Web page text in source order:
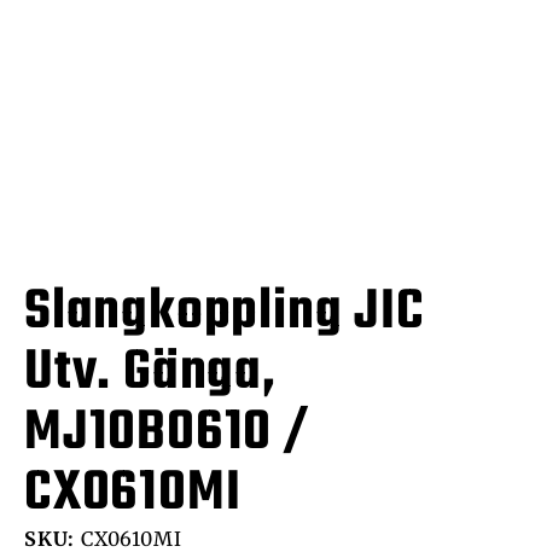
Slangkoppling JIC
Utv. Gänga,
MJ10B0610 /
CX0610MI
SKU: CX0610MI